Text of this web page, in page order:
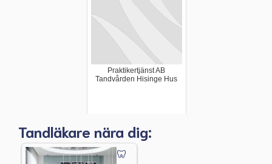
Praktikertjänst AB
Tandvården Hisinge Hus
Tandläkare nära dig: